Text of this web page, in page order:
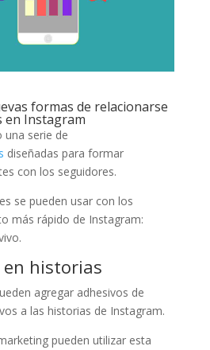
formas de relacionarse
en Instagram
una serie de
diseñadas para formar
con los seguidores.
se pueden usar con los
más rápido de Instagram:
historias
agregar adhesivos de
a las historias de Instagram.
pueden utilizar esta